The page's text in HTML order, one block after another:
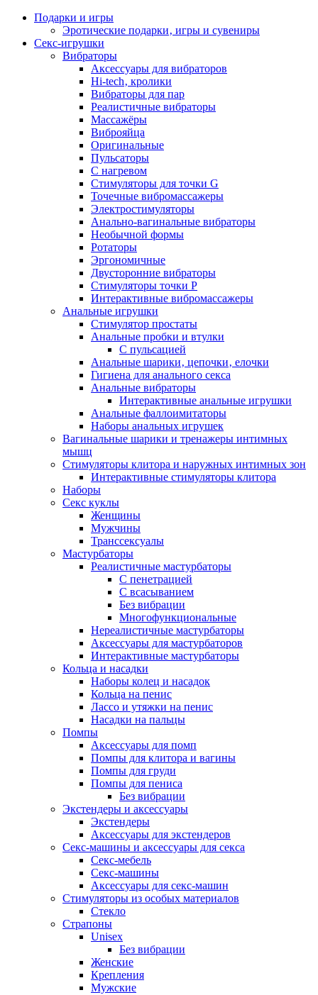
Подарки и игры
Эротические подарки‚ игры и сувениры
Секс-игрушки
Вибраторы
Аксессуары для вибраторов
Hi-tech‚ кролики
Вибраторы для пар
Реалистичные вибраторы
Массажёры
Виброяйца
Оригинальные
Пульсаторы
С нагревом
Стимуляторы для точки G
Точечные вибромассажеры
Электростимуляторы
Анально-вагинальные вибраторы
Необычной формы
Ротаторы
Эргономичные
Двусторонние вибраторы
Стимуляторы точки P
Интерактивные вибромассажеры
Анальные игрушки
Стимулятор простаты
Анальные пробки и втулки
С пульсацией
Анальные шарики‚ цепочки‚ елочки
Гигиена для анального секса
Анальные вибраторы
Интерактивные анальные игрушки
Анальные фаллоимитаторы
Наборы анальных игрушек
Вагинальные шарики и тренажеры интимных
мышц
Стимуляторы клитора и наружных интимных зон
Интерактивные стимуляторы клитора
Наборы
Секс куклы
Женщины
Мужчины
Транссексуалы
Мастурбаторы
Реалистичные мастурбаторы
С пенетрацией
С всасыванием
Без вибрации
Многофункциональные
Нереалистичные мастурбаторы
Аксессуары для мастурбаторов
Интерактивные мастурбаторы
Кольца и насадки
Наборы колец и насадок
Кольца на пенис
Лассо и утяжки на пенис
Насадки на пальцы
Помпы
Аксессуары для помп
Помпы для клитора и вагины
Помпы для груди
Помпы для пениса
Без вибрации
Экстендеры и аксессуары
Экстендеры
Аксессуары для экстендеров
Секс-машины и аксессуары для секса
Секс-мебель
Секс-машины
Аксессуары для секс-машин
Стимуляторы из особых материалов
Стекло
Страпоны
Unisex
Без вибрации
Женские
Крепления
Мужские